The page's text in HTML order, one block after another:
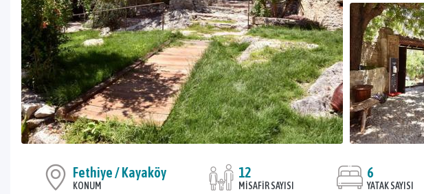
Fethiye / Kayaköy
KONUM
12
MISAFIR SAYISI
6
YATAK SAYISI